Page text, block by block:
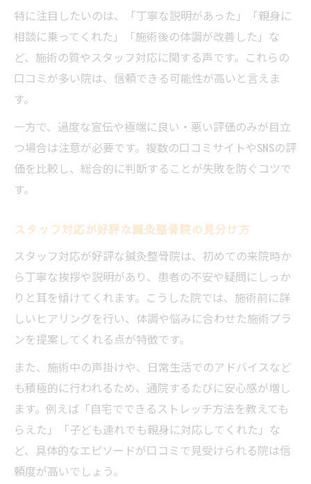
特に注目したいのは、「丁寧な説明があった」「親身に
相談に乗ってくれた」「施術後の体調が改善した」な
ど、施術の質やスタッフ対応に関する声です。これらの
口コミが多い院は、信頼できる可能性が高いと言えま
す。
一方で、過度な宣伝や極端に良い・悪い評価のみが目立
つ場合は注意が必要です。複数の口コミサイトやSNSの評
価を比較し、総合的に判断することが失敗を防ぐコツで
す。
スタッフ対応が好評な鍼灸整骨院の見分け方
スタッフ対応が好評な鍼灸整骨院は、初めての来院時か
ら丁寧な挨拶や説明があり、患者の不安や疑問にしっか
りと耳を傾けてくれます。こうした院では、施術前に詳
しいヒアリングを行い、体調や悩みに合わせた施術プラ
ンを提案してくれる点が特徴です。
また、施術中の声掛けや、日常生活でのアドバイスなど
も積極的に行われるため、通院するたびに安心感が増し
ます。例えば「自宅でできるストレッチ方法を教えても
らえた」「子ども連れでも親身に対応してくれた」な
ど、具体的なエピソードが口コミで見受けられる院は信
頼度が高いでしょう。